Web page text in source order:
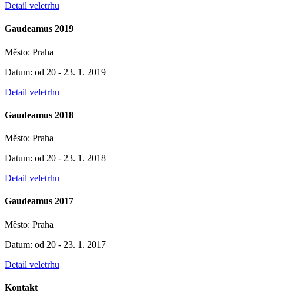
Detail veletrhu
Gaudeamus 2019
Město: Praha
Datum: od 20 - 23. 1. 2019
Detail veletrhu
Gaudeamus 2018
Město: Praha
Datum: od 20 - 23. 1. 2018
Detail veletrhu
Gaudeamus 2017
Město: Praha
Datum: od 20 - 23. 1. 2017
Detail veletrhu
Kontakt